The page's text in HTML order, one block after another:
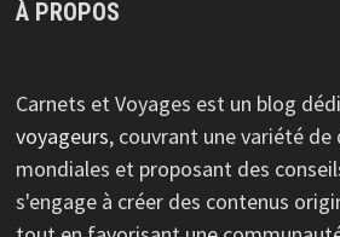
À PROPOS
Carnets et Voyages est un blog
voyageurs, couvrant une variété
mondiales et proposant des
s'engage à créer des contenus